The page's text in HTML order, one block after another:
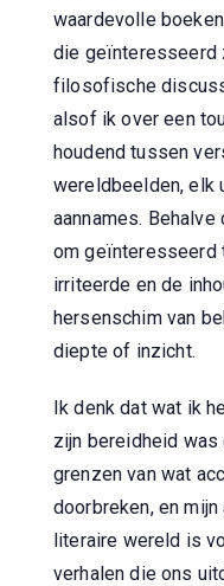
waardevolle
die geïnteresseerd
filosofische
alsof ik over een
houdend tussen
wereldbeelden, elk
aannames.
om geïnteresseerd
irriteerde en de
hersenschim van
diepte of inzicht.
Ik denk dat wat ik
zijn bereidheid was
grenzen van wat
doorbreken, en
literaire wereld is
verhalen die ons